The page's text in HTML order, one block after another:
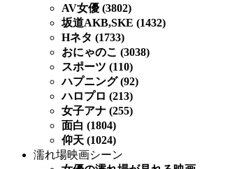
AV女優 (3802)
坂道AKB,SKE (1432)
Hネタ (1733)
おにゃのこ (3038)
スポーツ (110)
ハプニング (92)
ハロプロ (213)
女子アナ (255)
面白 (1804)
仰天 (1024)
濡れ場映画シーン